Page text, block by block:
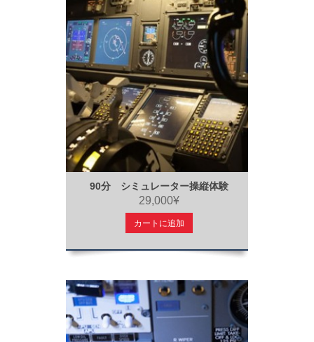
90分 シミュレーター操縦体験
29,000¥
カートに追加